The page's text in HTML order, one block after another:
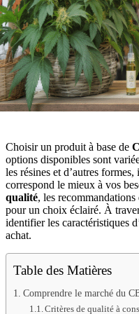
Choisir un produit à base de
options disponibles sont
les résines et d’autres
correspond le mieux à vos
qualité, les recommandations
pour un choix éclairé. À
identifier les caractéristiques
achat.
Table des Matières
Comprendre le marché du
Critères de qualité à